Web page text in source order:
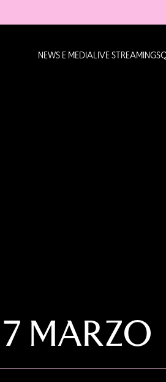
NEWS E MEDIALIVE STREAMING
MARZO